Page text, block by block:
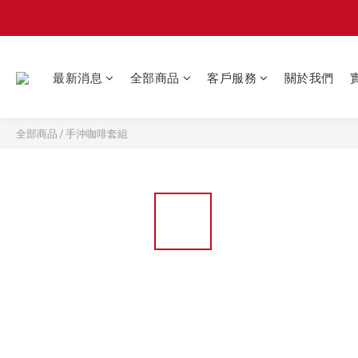
最新消息 全部商品 客戶服務 關於我們
全部商品 /手沖咖啡套組